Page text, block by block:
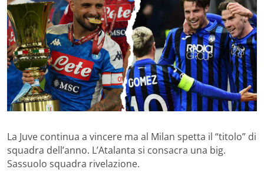
La Juve continua a vincere ma al Milan spetta il “titolo” di
squadra dell’anno. L’Atalanta si consacra una big.
Sassuolo squadra rivelazione.